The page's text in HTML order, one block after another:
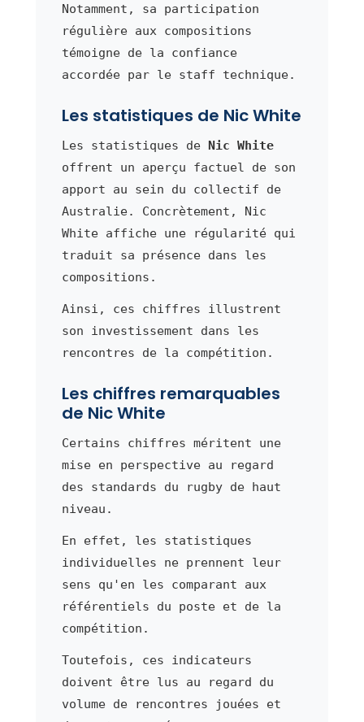
Notamment, sa participation
régulière aux compositions
témoigne de la confiance
accordée par le staff technique.
Les statistiques de Nic White
Les statistiques de Nic White
offrent un aperçu factuel de son
apport au sein du collectif de
Australie. Concrètement, Nic
White affiche une régularité qui
traduit sa présence dans les
compositions.
Ainsi, ces chiffres illustrent
son investissement dans les
rencontres de la compétition.
Les chiffres remarquables
de Nic White
Certains chiffres méritent une
mise en perspective au regard
des standards du rugby de haut
niveau.
En effet, les statistiques
individuelles ne prennent leur
sens qu'en les comparant aux
référentiels du poste et de la
compétition.
Toutefois, ces indicateurs
doivent être lus au regard du
volume de rencontres jouées et